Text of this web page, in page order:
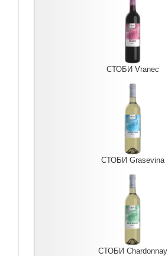
СТОБИ Vranec
СТОБИ Grasevina
СТОБИ Chardonnay